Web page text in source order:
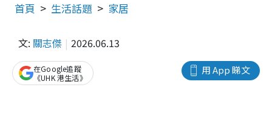
首頁 生活話題 家居
文: 關志傑 2026.06.13
用 App 睇文
在Google追蹤
《UHK 港生活》